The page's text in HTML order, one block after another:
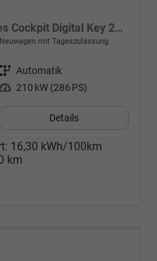
Laurin & Klement Virtuelles Cockpit Digital Key 21"-LM
Neuwagen mit Tageszulassung
Getriebe Automatik
Leistung 210 kW (286 PS)
Details
16,30 kWh/100km
km